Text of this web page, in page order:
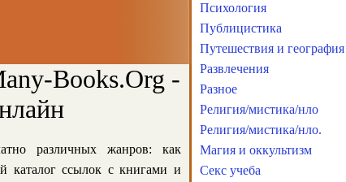
Books.Org -
различных жанров: как
каталог ссылок с книгами и
Психология
Публицистика
Путешествия и география
Развлечения
Разное
Религия/мистика/нло
Религия/мистика/нло.
Магия и оккультизм
Секс учеба